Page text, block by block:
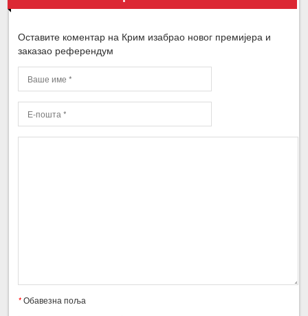
Оставите коментар на Крим изабрао новог премијера и
заказао референдум
*Обавезна поља